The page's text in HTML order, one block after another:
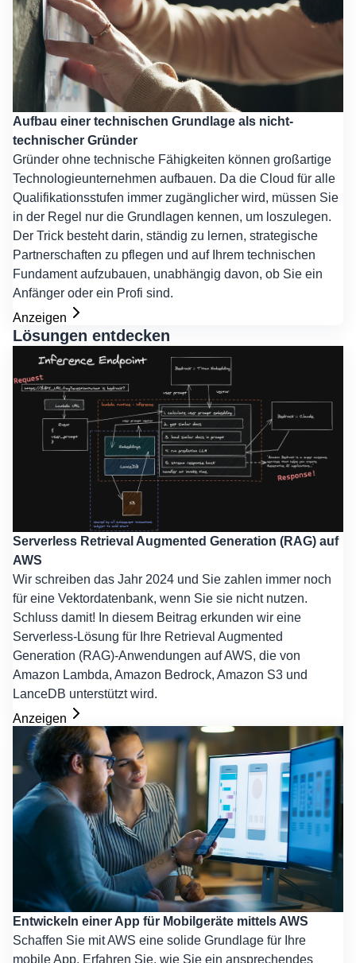
Aufbau einer technischen Grundlage als nicht-
technischer Gründer
Gründer ohne technische Fähigkeiten können großartige
Technologieunternehmen aufbauen. Da die Cloud für alle
Qualifikationsstufen immer zugänglicher wird, müssen Sie
in der Regel nur die Grundlagen kennen, um loszulegen.
Der Trick besteht darin, ständig zu lernen, strategische
Partnerschaften zu pflegen und auf Ihrem technischen
Fundament aufzubauen, unabhängig davon, ob Sie ein
Anfänger oder ein Profi sind.
Anzeigen
Lösungen entdecken
Serverless Retrieval Augmented Generation (RAG) auf
AWS
Wir schreiben das Jahr 2024 und Sie zahlen immer noch
für eine Vektordatenbank, wenn Sie sie nicht nutzen.
Schluss damit! In diesem Beitrag erkunden wir eine
Serverless-Lösung für Ihre Retrieval Augmented
Generation (RAG)-Anwendungen auf AWS, die von
Amazon Lambda, Amazon Bedrock, Amazon S3 und
LanceDB unterstützt wird.
Anzeigen
Entwickeln einer App für Mobilgeräte mittels AWS
Schaffen Sie mit AWS eine solide Grundlage für Ihre
mobile App. Erfahren Sie, wie Sie ein ansprechendes